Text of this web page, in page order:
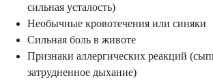
сильная усталость)
Необычные кровотечения или синяки
Сильная боль в животе
Признаки аллергических реакций
затрудненное дыхание)